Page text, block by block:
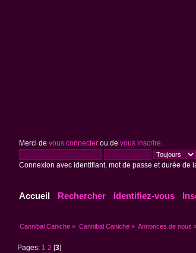
Merci de vous connecterou de vous inscrire
Connexion avec identifiant, mot de passe et durée de
Accueil Rechercher Identifiez-vous
Cannibal Caniche » Cannibal Caniche» Annonces de nous
Pages: 1 2 [3]